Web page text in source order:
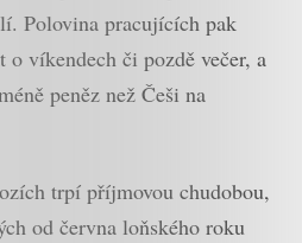
Polovina pracujících pak
o víkendech či pozdě večer, a
peněz než Češi na
trpí příjmovou chudobou,
od června loňského roku